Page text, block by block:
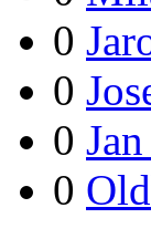
0
0
0
0